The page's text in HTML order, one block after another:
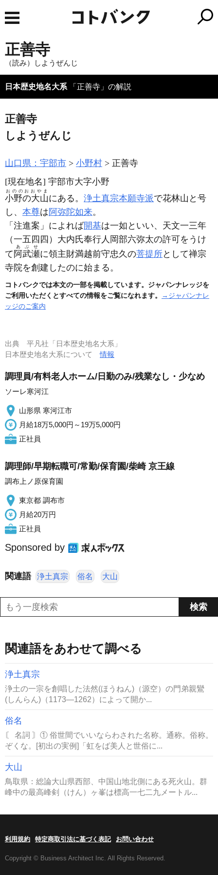
正善寺
（読み）しようぜんじ
日本歴史地名大系 「正善寺」の解説
正善寺
しようぜんじ
山口県：宇部市 小野村
正善寺
[現在地名] 宇部市大字小野
小野の大山
おののおおやま
にある。 浄土真宗本願寺派で花林山と号
し、 本尊は 阿弥陀如来。
「注進案」によれば開基は一如といい、天文一三年
（一五四四） 大内氏奉行人岡部六弥太の許可をうけ
て 阿武瀬
あぶせ
に領主財満越前守忠久の菩提所として禅宗
寺院を創建したのに始まる。
コトバンクでは本文の一部を掲載しています。ジャパンナレッジを
ご利用いただくとすべての情報をご覧になれます。
→ジャパンナレ
ッジのご案内
出典 平凡社「日本歴史地名大系」
日本歴史地名大系について情報
調理員/有料老人ホーム/日勤のみ/残業なし・少なめ
ソーレ寒河江
山形県 寒河江市
月給18万5,000円～19万5,000円
正社員
調理師/早期転職可/常勤/保育園/柴崎 京王線
調布上ノ原保育園
東京都 調布市
月給20万円
正社員
Sponsored by
関連語 浄土真宗 俗名 大山
関連語をあわせて調べる
浄土真宗
浄土の一宗を創唱した法然(ほうねん)（源空）の門弟親鸞
(しんらん)（1173―1262）によって開か...
俗名
〘 名詞 〙① 俗世間でいいならわされた名称。通称。俗称。
ぞくな。[初出の実例]「虹をば美人と世俗に...
大山
鳥取県：総論大山県西部、中国山地北側にある死火山。群
峰中の最高峰剣（けん）ヶ峯は標高一七二九メートル...
利用規約 特定商取引法に基づく表記 お問い合わせ
Copyright © Business Architect Inc. All Rights Reserved.